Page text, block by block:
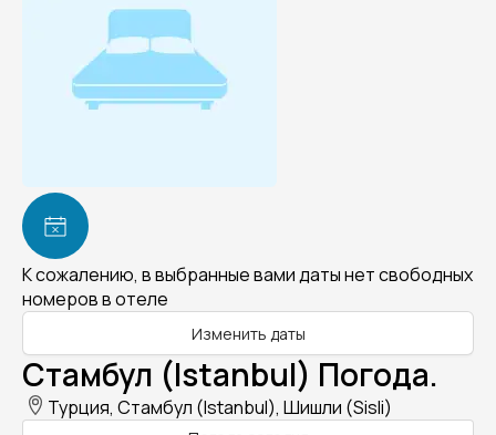
К сожалению, в выбранные вами даты нет свободных
номеров в отеле
Изменить даты
Стамбул (Istanbul) Погода.
Турция, Стамбул (Istanbul), Шишли (Sisli)